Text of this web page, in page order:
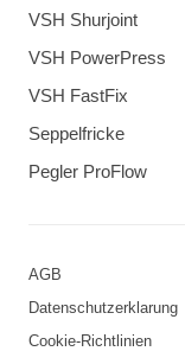
VSH Shurjoint
VSH PowerPress
VSH FastFix
Seppelfricke
Pegler ProFlow
AGB
Datenschutzerklarung
Cookie-Richtlinien